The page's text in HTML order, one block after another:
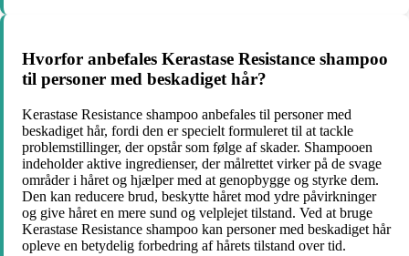
Hvorfor anbefales Kerastase Resistance shampoo
til personer med beskadiget hår?
Kerastase Resistance shampoo anbefales til personer med
beskadiget hår, fordi den er specielt formuleret til at tackle
problemstillinger, der opstår som følge af skader. Shampooen
indeholder aktive ingredienser, der målrettet virker på de svage
områder i håret og hjælper med at genopbygge og styrke dem.
Den kan reducere brud, beskytte håret mod ydre påvirkninger
og give håret en mere sund og velplejet tilstand. Ved at bruge
Kerastase Resistance shampoo kan personer med beskadiget hår
opleve en betydelig forbedring af hårets tilstand over tid.